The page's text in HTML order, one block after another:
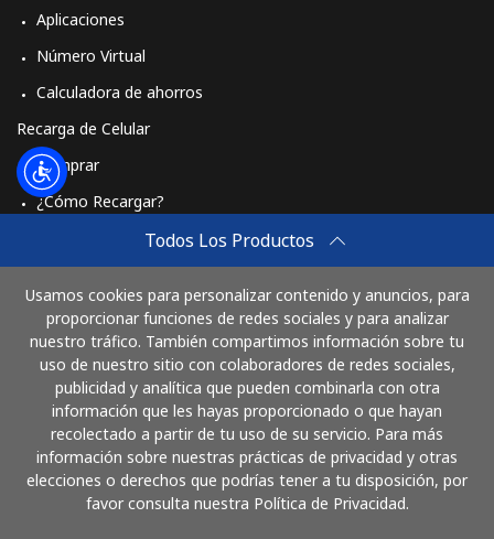
Todos Los Productos
Usamos cookies para personalizar contenido y anuncios, para
proporcionar funciones de redes sociales y para analizar
nuestro tráfico. También compartimos información sobre tu
uso de nuestro sitio con colaboradores de redes sociales,
publicidad y analítica que pueden combinarla con otra
información que les hayas proporcionado o que hayan
recolectado a partir de tu uso de su servicio. Para más
información sobre nuestras prácticas de privacidad y otras
elecciones o derechos que podrías tener a tu disposición, por
favor consulta nuestra Política de Privacidad.
Aplicaciones
Número Virtual
Calculadora de ahorros
Recarga de Celular
Comprar
¿Cómo Recargar?
Cómo funciona
Paga con